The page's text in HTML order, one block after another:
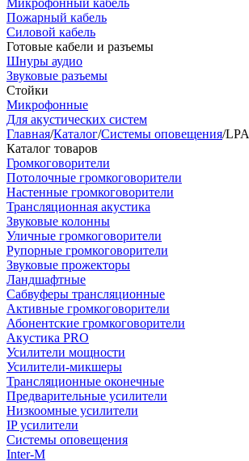
Микрофонный кабель
Пожарный кабель
Силовой кабель
Готовые кабели и разъемы
Шнуры аудио
Звуковые разъемы
Стойки
Микрофонные
Для акустических систем
Главная/Каталог/Системы оповещения/LPA
Каталог товаров
Громкоговорители
Потолочные громкоговорители
Настенные громкоговорители
Трансляционная акустика
Звуковые колонны
Уличные громкоговорители
Рупорные громкоговорители
Звуковые прожекторы
Ландшафтные
Сабвуферы трансляционные
Активные громкоговорители
Абонентские громкоговорители
Акустика PRO
Усилители мощности
Усилители-микшеры
Трансляционные оконечные
Предварительные усилители
Низкоомные усилители
IP усилители
Системы оповещения
Inter-M